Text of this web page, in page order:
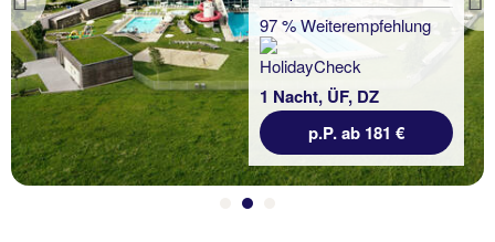
Previous
97 % Weiterempfehlung
1 Nacht, ÜF, DZ
p.P. ab 181 €